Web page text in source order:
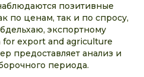
позитивные
по ценам, так и по спросу,
экспортному
for export and agriculture
предоставляет анализ и
периода.